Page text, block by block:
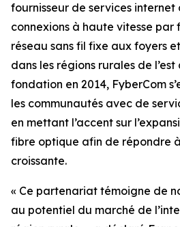
fournisseur de services
connexions à haute vitesse
réseau sans fil fixe aux foyers
dans les régions rurales de
fondation en 2014, FyberCom
les communautés avec de
en mettant l’accent sur
fibre optique afin de répondre
croissante.
« Ce partenariat témoigne de
au potentiel du marché de